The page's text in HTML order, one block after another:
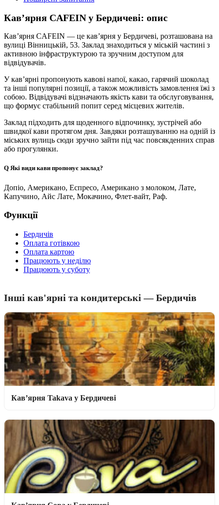
Кав’ярня CAFEIN у Бердичеві: опис
Кав’ярня CAFEIN — це кав’ярня у Бердичеві, розташована на
вулиці Вінницькій, 53. Заклад знаходиться у міській частині з
активною інфраструктурою та зручним доступом для
відвідувачів.
У кав’ярні пропонують кавові напої, какао, гарячий шоколад
та інші популярні позиції, а також можливість замовлення їжі з
собою. Відвідувачі відзначають якість кави та обслуговування,
що формує стабільний попит серед місцевих жителів.
Заклад підходить для щоденного відпочинку, зустрічей або
швидкої кави протягом дня. Завдяки розташуванню на одній із
міських вулиць сюди зручно зайти під час повсякденних справ
або прогулянки.
Q Які види кави пропонує заклад?
Допіо, Американо, Еспресо, Американо з молоком, Лате,
Капучино, Айс Лате, Мокачино, Флет-вайт, Раф.
Функції
Бердичів
Оплата готівкою
Оплата картою
Працюють у неділю
Працюють у суботу
Інші кав'ярні та кондитерські — Бердичів
Кав’ярня Takava у Бердичеві